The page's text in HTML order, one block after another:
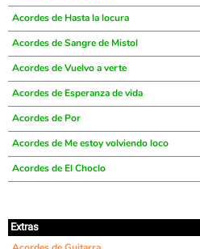
Acordes de Hasta la locura
Acordes de Sangre de Mistol
Acordes de Vuelvo a verte
Acordes de Esperanza de vida
Acordes de Por
Acordes de Me estoy volviendo loco
Acordes de El Choclo
Extras